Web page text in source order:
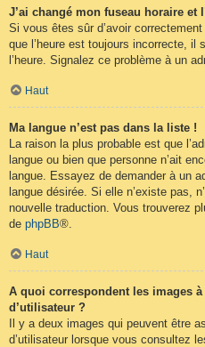
J’ai changé mon fuseau horaire et
Si vous êtes sûr d’avoir
que l’heure est toujours incorrecte,
l’heure. Signalez ce problème à un
Haut
Ma langue n’est pas dans la liste !
La raison la plus probable est que
langue ou bien que personne n’ait
langue. Essayez de demander à un
langue désirée. Si elle n’existe pas,
nouvelle traduction. Vous trouverez
de phpBB®.
Haut
A quoi correspondent les images
d’utilisateur ?
Il y a deux images qui peuvent être
d’utilisateur lorsque vous consultez